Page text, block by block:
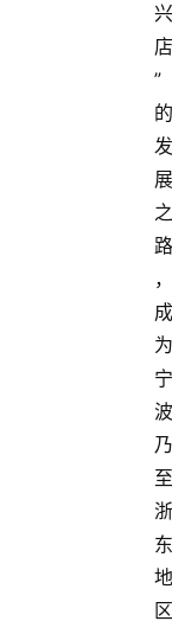
兴
店
”
的
发
展
之
路
，
成
为
宁
波
乃
至
浙
东
地
区